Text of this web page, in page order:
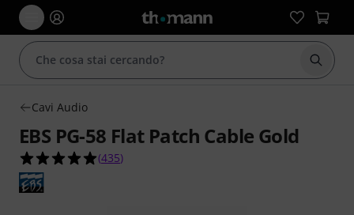
Cavi Audio
EBS PG-58 Flat Patch Cable Gold
4.9 su 5 stelle su 435 valutazioni dei clienti
(435)